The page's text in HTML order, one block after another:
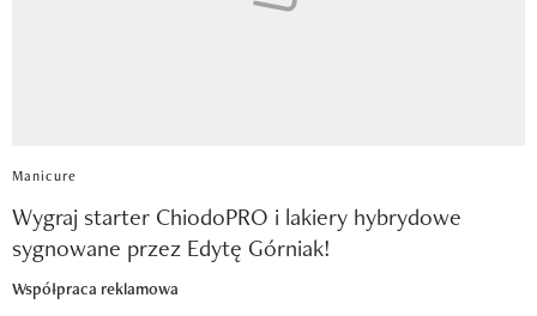
Manicure
Wygraj starter ChiodoPRO i lakiery hybrydowe
sygnowane przez Edytę Górniak!
Współpraca reklamowa